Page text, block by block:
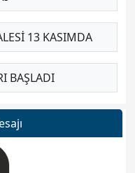
13 KASIMDA
BAŞLADI